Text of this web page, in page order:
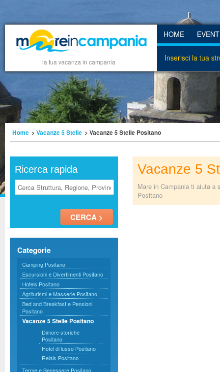
la tua vacanza in campania
HOME
Inserisci la tua
Home > Vacanze 5 Stelle > Vacanze 5 Stelle Positano
Ricerca rapida
Categorie
Camping Positano
Escursioni e Divertimenti Positano
Hotels Positano
Agriturismi e Masserie Positano
Bed and Breakfast e Pensioni
Positano
Vacanze 5 Stelle Positano
Dimore storiche
Positano
Hotel di lusso Positano
Relais Positano
Terme e Benessere Positano
Vacanze 5
Mare in Campania ti aiuta a
Positano